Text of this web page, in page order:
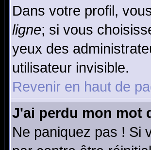
Dans votre profil,
ligne; si vous
yeux des
utilisateur invisible.
Revenir en haut de
J'ai perdu mon mot
Ne paniquez pas ! Si